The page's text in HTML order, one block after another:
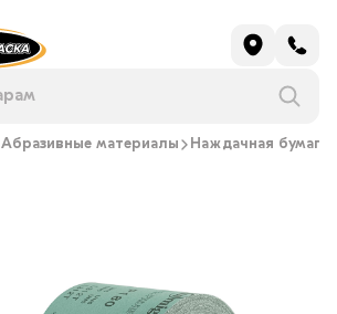
Абразивные материалы Наждачная бумага